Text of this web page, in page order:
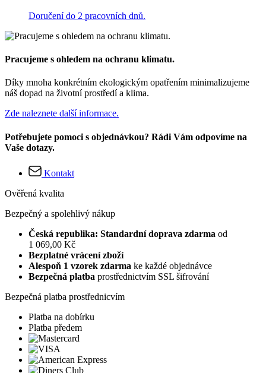
Doručení do 2 pracovních dnů.
Pracujeme s ohledem na ochranu klimatu.
Díky mnoha konkrétním ekologickým opatřením minimalizujeme
náš dopad na životní prostředí a klima.
Zde naleznete další informace.
Potřebujete pomoci s objednávkou? Rádi Vám odpovíme na
Vaše dotazy.
Kontakt
Ověřená kvalita
Bezpečný a spolehlivý nákup
Česká republika: Standardní doprava zdarma od
1 069,00 Kč
Bezplatné vrácení zboží
Alespoň 1 vzorek zdarma ke každé objednávce
Bezpečná platba prostřednictvím SSL šifrování
Bezpečná platba prostřednicvím
Platba na dobírku
Platba předem